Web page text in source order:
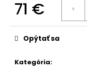
71 €
cena:
Kategória:
Opýtať sa